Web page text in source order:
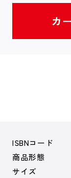
ISBNコード
商品形態
サイズ